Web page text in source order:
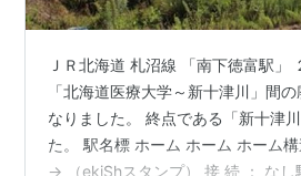
ＪＲ北海道 札沼線 「南下徳富駅」
「北海道医療大学～新十津川」間
なりました。 終点である「新十津
た。 駅名標 ホーム ホーム ホーム
→ （ekiShスタンプ） 接 続 ： なし